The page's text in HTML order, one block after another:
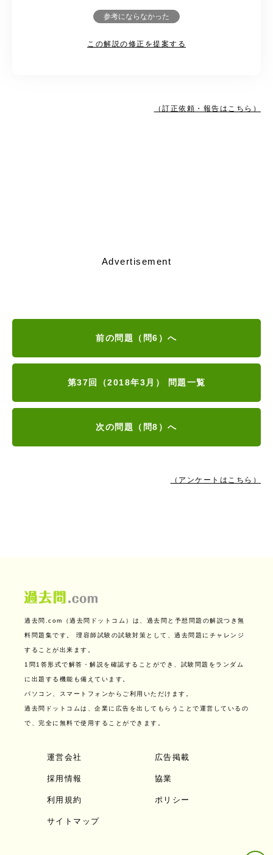
参考にならなかった
この解説の修正を提案する
（訂正依頼・報告はこちら）
Advertisement
前の問題（問6）へ
第37回（2018年3月） 問題一覧
次の問題（問8）へ
（アンケートはこちら）
過去問.com（過去問ドットコム）は、過去問と予想問題の解説つき無
料問題集です。 理容師試験の試験対策として、過去問題にチャレンジ
することが出来ます。
1問1答形式で解答・解説を確認することができ、試験問題をランダム
に出題する機能も備えています。
パソコン、スマートフォンからご利用いただけます。
過去問ドットコムは、企業に広告を出してもらうことで運営しているの
で、完全に無料で使用することができます。
運営会社 広告掲載
採用情報 協業
利用規約 ポリシー
サイトマップ